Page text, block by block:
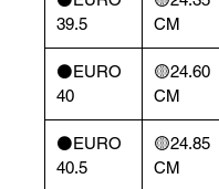
39.5
CM
⚫️EURO
40
🟡24.60
CM
⚫️EURO
40.5
🟡24.85
CM